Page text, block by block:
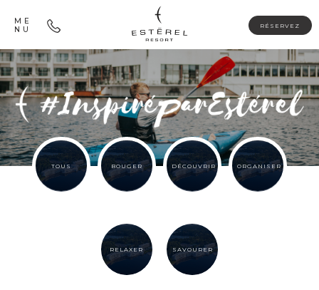
ME
NU
RÉSERVEZ
TOUS BOUGER DÉCOUVRIR ORGANISER
RELAXER SAVOURER